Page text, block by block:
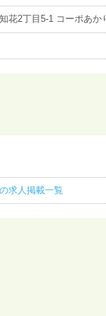
花2丁目5-1 コーポあか
求人掲載一覧